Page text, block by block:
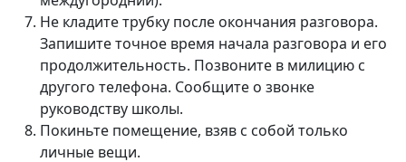
Не кладите трубку после окончания разговора.
Запишите точное время начала разговора и его
продолжительность. Позвоните в милицию с
другого телефона. Сообщите о звонке
руководству школы.
Покиньте помещение, взяв с собой только
личные вещи.